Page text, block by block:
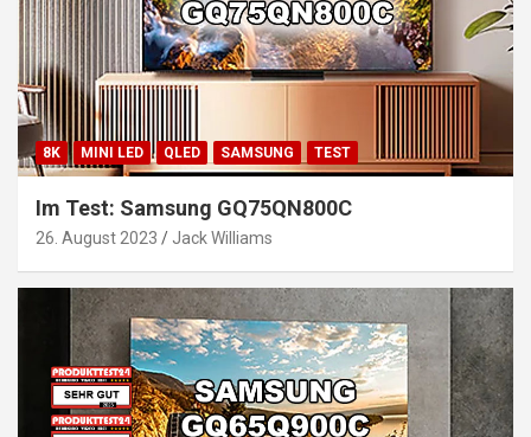
8K MINI LED QLED SAMSUNG TEST
Im Test: Samsung GQ75QN800C
26. August 2023 Jack Williams